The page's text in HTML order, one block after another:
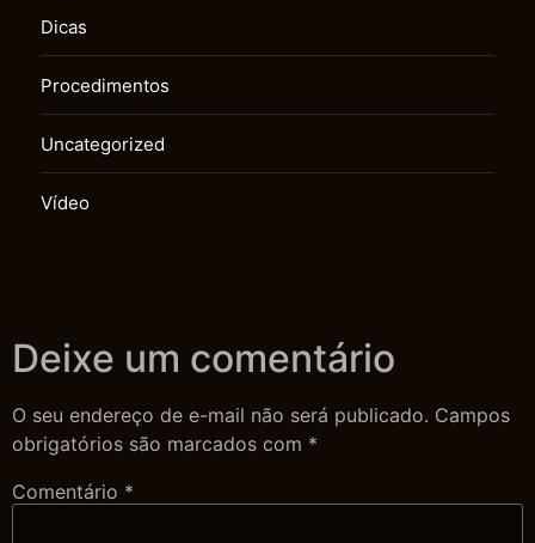
Dicas
Procedimentos
Uncategorized
Vídeo
Deixe um comentário
O seu endereço de e-mail não será publicado. Campos
obrigatórios são marcados com *
Comentário *